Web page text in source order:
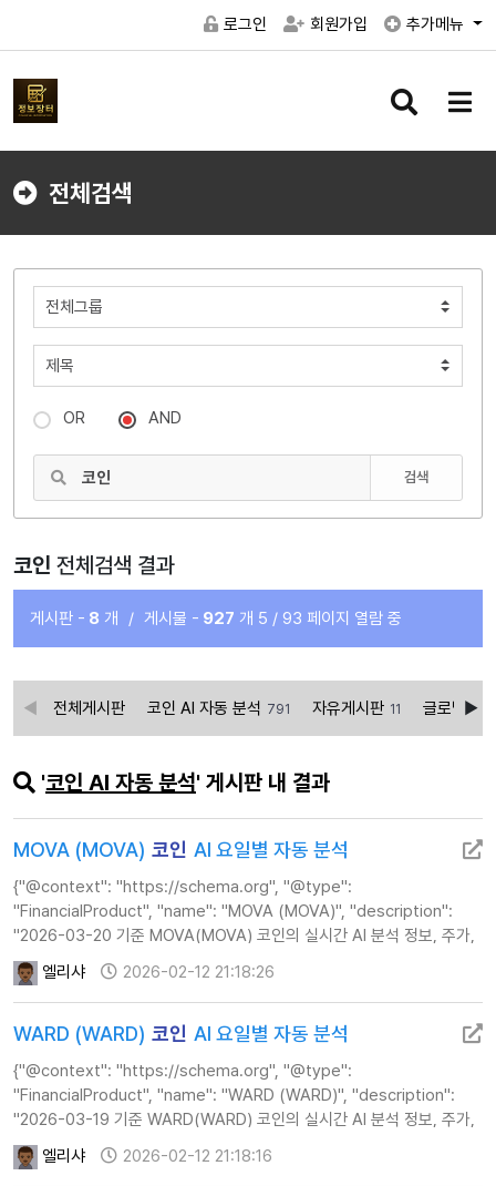
로그인 회원가입 추가메뉴
검
버
메
버
전체검색
OR AND
검색
코인 전체검색 결과
게시판 - 8 개 / 게시물 - 927 개 5 / 93 페이지 열람 중
전체게시판 코인 AI 자동 분석 791 자유게시판 11 글로벌경제
'코인 AI 자동 분석' 게시판 내 결과
MOVA (MOVA) 코인 AI 요일별 자동 분석
{"@context": "https://schema.org", "@type":
"FinancialProduct", "name": "MOVA (MOVA)", "description":
"2026-03-20 기준 MOVA(MOVA) 코인의 실시간 AI 분석 정보, 주가,
기술적 지표 및 투자 전략 가이드를 제공합니다.", "url":
"https://www.calcul…
엘리샤 2026-02-12 21:18:26
WARD (WARD) 코인 AI 요일별 자동 분석
{"@context": "https://schema.org", "@type":
"FinancialProduct", "name": "WARD (WARD)", "description":
"2026-03-19 기준 WARD(WARD) 코인의 실시간 AI 분석 정보, 주가,
기술적 지표 및 투자 전략 가이드를 제공합니다.", "url":
"https://www.calcul…
엘리샤 2026-02-12 21:18:16